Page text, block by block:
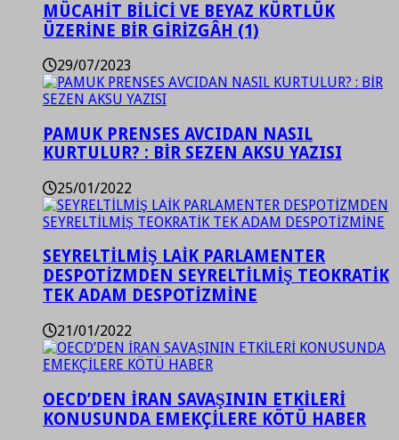
MÜCAHİT BİLİCİ VE BEYAZ KÜRTLÜK
ÜZERİNE BİR GİRİZGÂH (1)
29/07/2023
PAMUK PRENSES AVCIDAN NASIL
KURTULUR? : BİR SEZEN AKSU YAZISI
25/01/2022
SEYRELTİLMİŞ LAİK PARLAMENTER
DESPOTİZMDEN SEYRELTİLMİŞ TEOKRATİK
TEK ADAM DESPOTİZMİNE
21/01/2022
OECD’DEN İRAN SAVAŞININ ETKİLERİ
KONUSUNDA EMEKÇİLERE KÖTÜ HABER